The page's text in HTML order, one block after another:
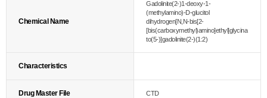
Chemical Name
Gadolinite(2-)1-deoxy-1-
(methylamino)-D-glucitol
dihydrogen[N,N-bis[2-
[bis(carboxymethyl)amino]ethyl]glycina
to(5-)]gadolinite(2-)(1:2)
Characteristics
Drug Master File CTD